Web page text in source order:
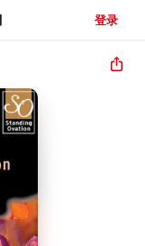
登录